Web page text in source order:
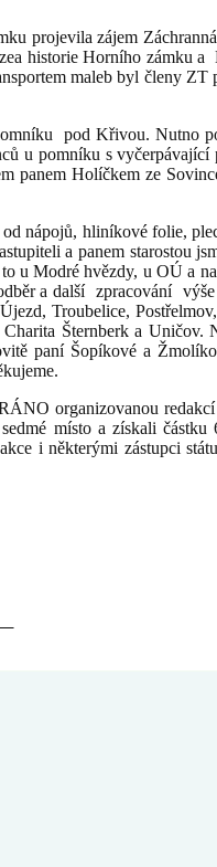
projevila zájem
historie Horního zámku
maleb byl členy
pod Křivou. Nutno
pomníku s vyčerpávající
Holíčkem ze
nápojů, hliníkové folie,
a panem starostou
u Modré hvězdy, u OÚ a
a další zpracování
Troubelice,
Šternberk a Uničov.
paní Šopíkové a
organizovanou
místo a získali částku
i některými zástupci